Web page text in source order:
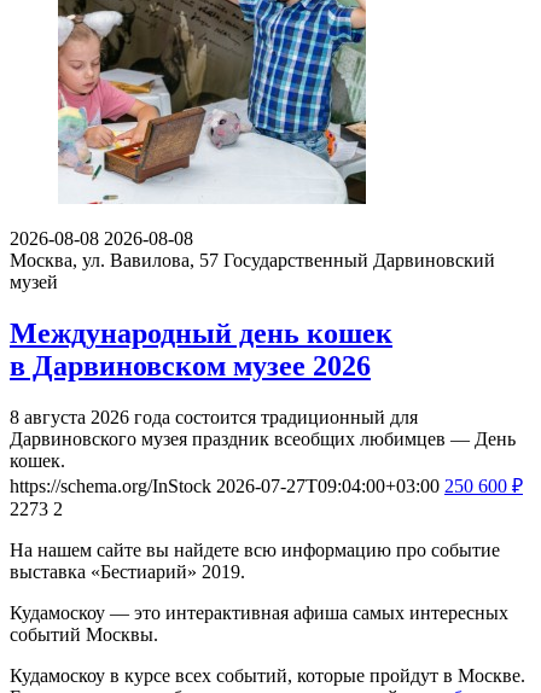
2026-08-08 2026-08-08
Москва, ул. Вавилова, 57 Государственный Дарвиновский
музей
Международный день кошек
в Дарвиновском музее 2026
8 августа 2026 года состоится традиционный для
Дарвиновского музея праздник всеобщих любимцев — День
кошек.
https://schema.org/InStock 2026-07-27T09:04:00+03:00 250 600 ₽
2273 2
На нашем сайте вы найдете всю информацию про событие
выставка «Бестиарий» 2019.
Кудамоскоу — это интерактивная афиша самых интересных
событий Москвы.
Кудамоскоу в курсе всех событий, которые пройдут в Москве.